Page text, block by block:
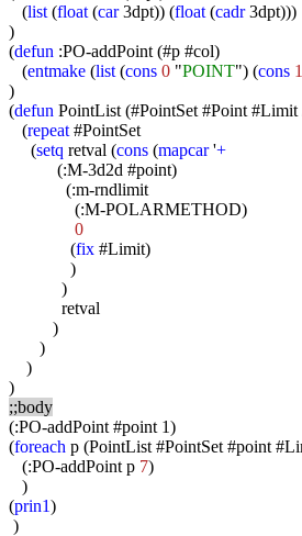
(list (float (car3dpt)) (float (cadr3dpt)))
)
(defun :PO-addPoint (#p #col)
(entmake (list (cons 0 "POINT") (cons
)
(defun PointList (#PointSet #Point #Limit
(repeat #PointSet
(setq retval (cons (mapcar'+
(:M-3d2d #point)
(:m-rndlimit
(:M-POLARMETHOD)
0
(fix #Limit)
)
)
retval
)
)
)
)
;;body
(:PO-addPoint #point 1)
(foreach p (PointList #PointSet #point
(:PO-addPoint p 7)
)
(prin1)
)